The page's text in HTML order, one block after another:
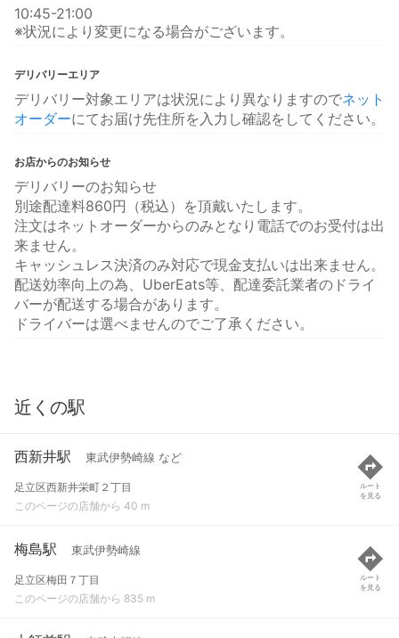
10:45-21:00
※状況により変更になる場合がございます。
デリバリーエリア
デリバリー対象エリアは状況により異なりますのでネット
オーダーにてお届け先住所を入力し確認をしてください。
お店からのお知らせ
デリバリーのお知らせ
別途配達料860円（税込）を頂戴いたします。
注文はネットオーダーからのみとなり電話でのお受付は出
来ません。
キャッシュレス決済のみ対応で現金支払いは出来ません。
配送効率向上の為、UberEats等、配達委託業者のドライ
バーが配送する場合があります。
ドライバーは選べませんのでご了承ください。
近くの駅
西新井駅 東武伊勢崎線 など
足立区西新井栄町２丁目
このページの店舗から 40 m
ルート
を見る
梅島駅 東武伊勢崎線
足立区梅田７丁目
このページの店舗から 835 m
ルート
を見る